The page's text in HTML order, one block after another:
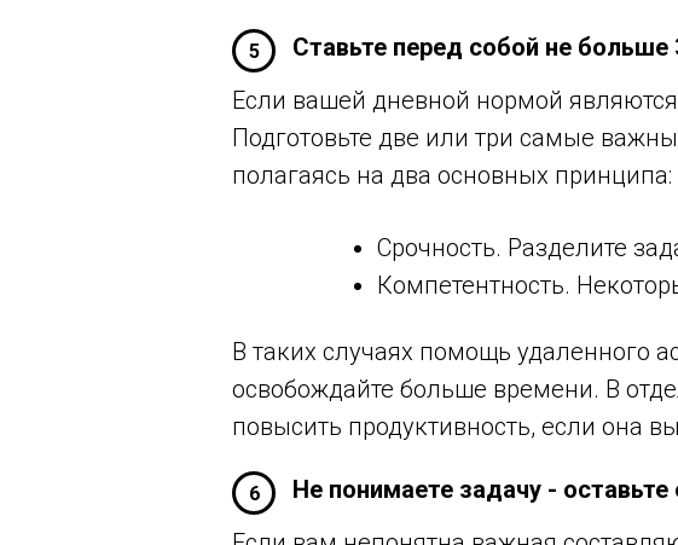
5
Ставьте перед собой не
Если вашей дневной нормой являются
Подготовьте две или три самые
полагаясь на два основных принципа:
Срочность. Разделите
Компетентность.
В таких случаях помощь удаленного
освобождайте больше времени. В
повысить продуктивность, если она
6
Не понимаете задачу - оставьте